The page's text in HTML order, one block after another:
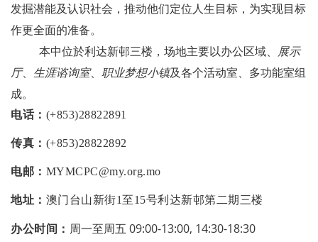
发掘潜能及认识社会，推动他们定位人生目标，为实现目标
作更全面的准备。
本中位於利达新邨三楼，场地主要以办公区域、 展示
厅、 生涯谘询室、 职业梦想小镇及各个活动室、多功能室组
成。
电话： (+853)28822891
传真： (+853)28822892
电邮： MYMCPC@my.org.mo
地址： 澳门台山新街1至15号利达新邨第二期三楼
办公时间： 周一至周五 09:00-13:00, 14:30-18:30